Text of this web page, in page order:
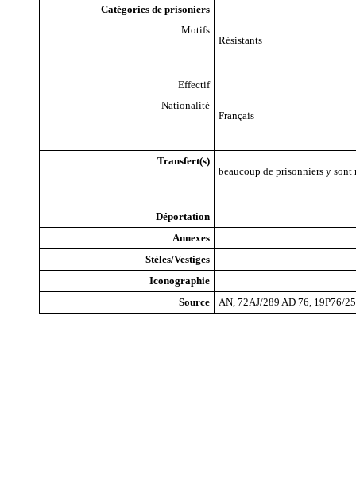
Catégories de prisoniers
Motifs
Résistants
Effectif
Nationalité
Français
Transfert(s)
beaucoup de prisonniers y sont
Déportation
Annexes
Stèles/Vestiges
Iconographie
Source
AN, 72AJ/289 AD 76, 19P76/